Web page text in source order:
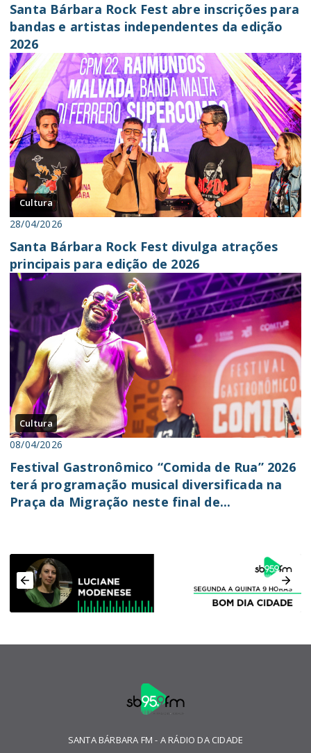
Santa Bárbara Rock Fest abre inscrições para
bandas e artistas independentes da edição
2026
Cultura
28/04/2026
Santa Bárbara Rock Fest divulga atrações
principais para edição de 2026
Cultura
08/04/2026
Festival Gastronômico “Comida de Rua” 2026
terá programação musical diversificada na
Praça da Migração neste final de...
SANTA BÁRBARA FM - A RÁDIO DA CIDADE